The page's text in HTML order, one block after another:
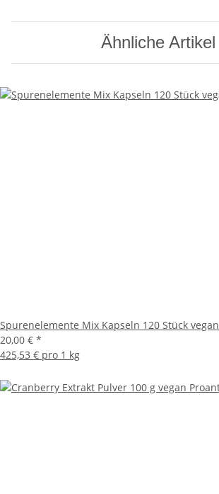
Ähnliche Artikel
Spurenelemente Mix Kapseln 120 Stück vegan
20,00 € *
425,53 € pro 1 kg